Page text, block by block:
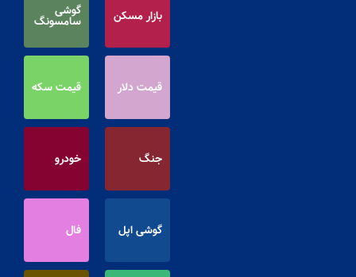
بازار مسکن گوشی
سامسونگ
قیمت دلار قیمت سکه
جنگ خودرو
گوشی اپل فال